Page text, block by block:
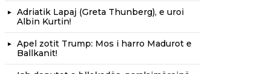
Adriatik Lapaj (Greta Thunberg), e uroi
Albin Kurtin!
Apel zotit Trump: Mos i harro Madurot e
Ballkanit!